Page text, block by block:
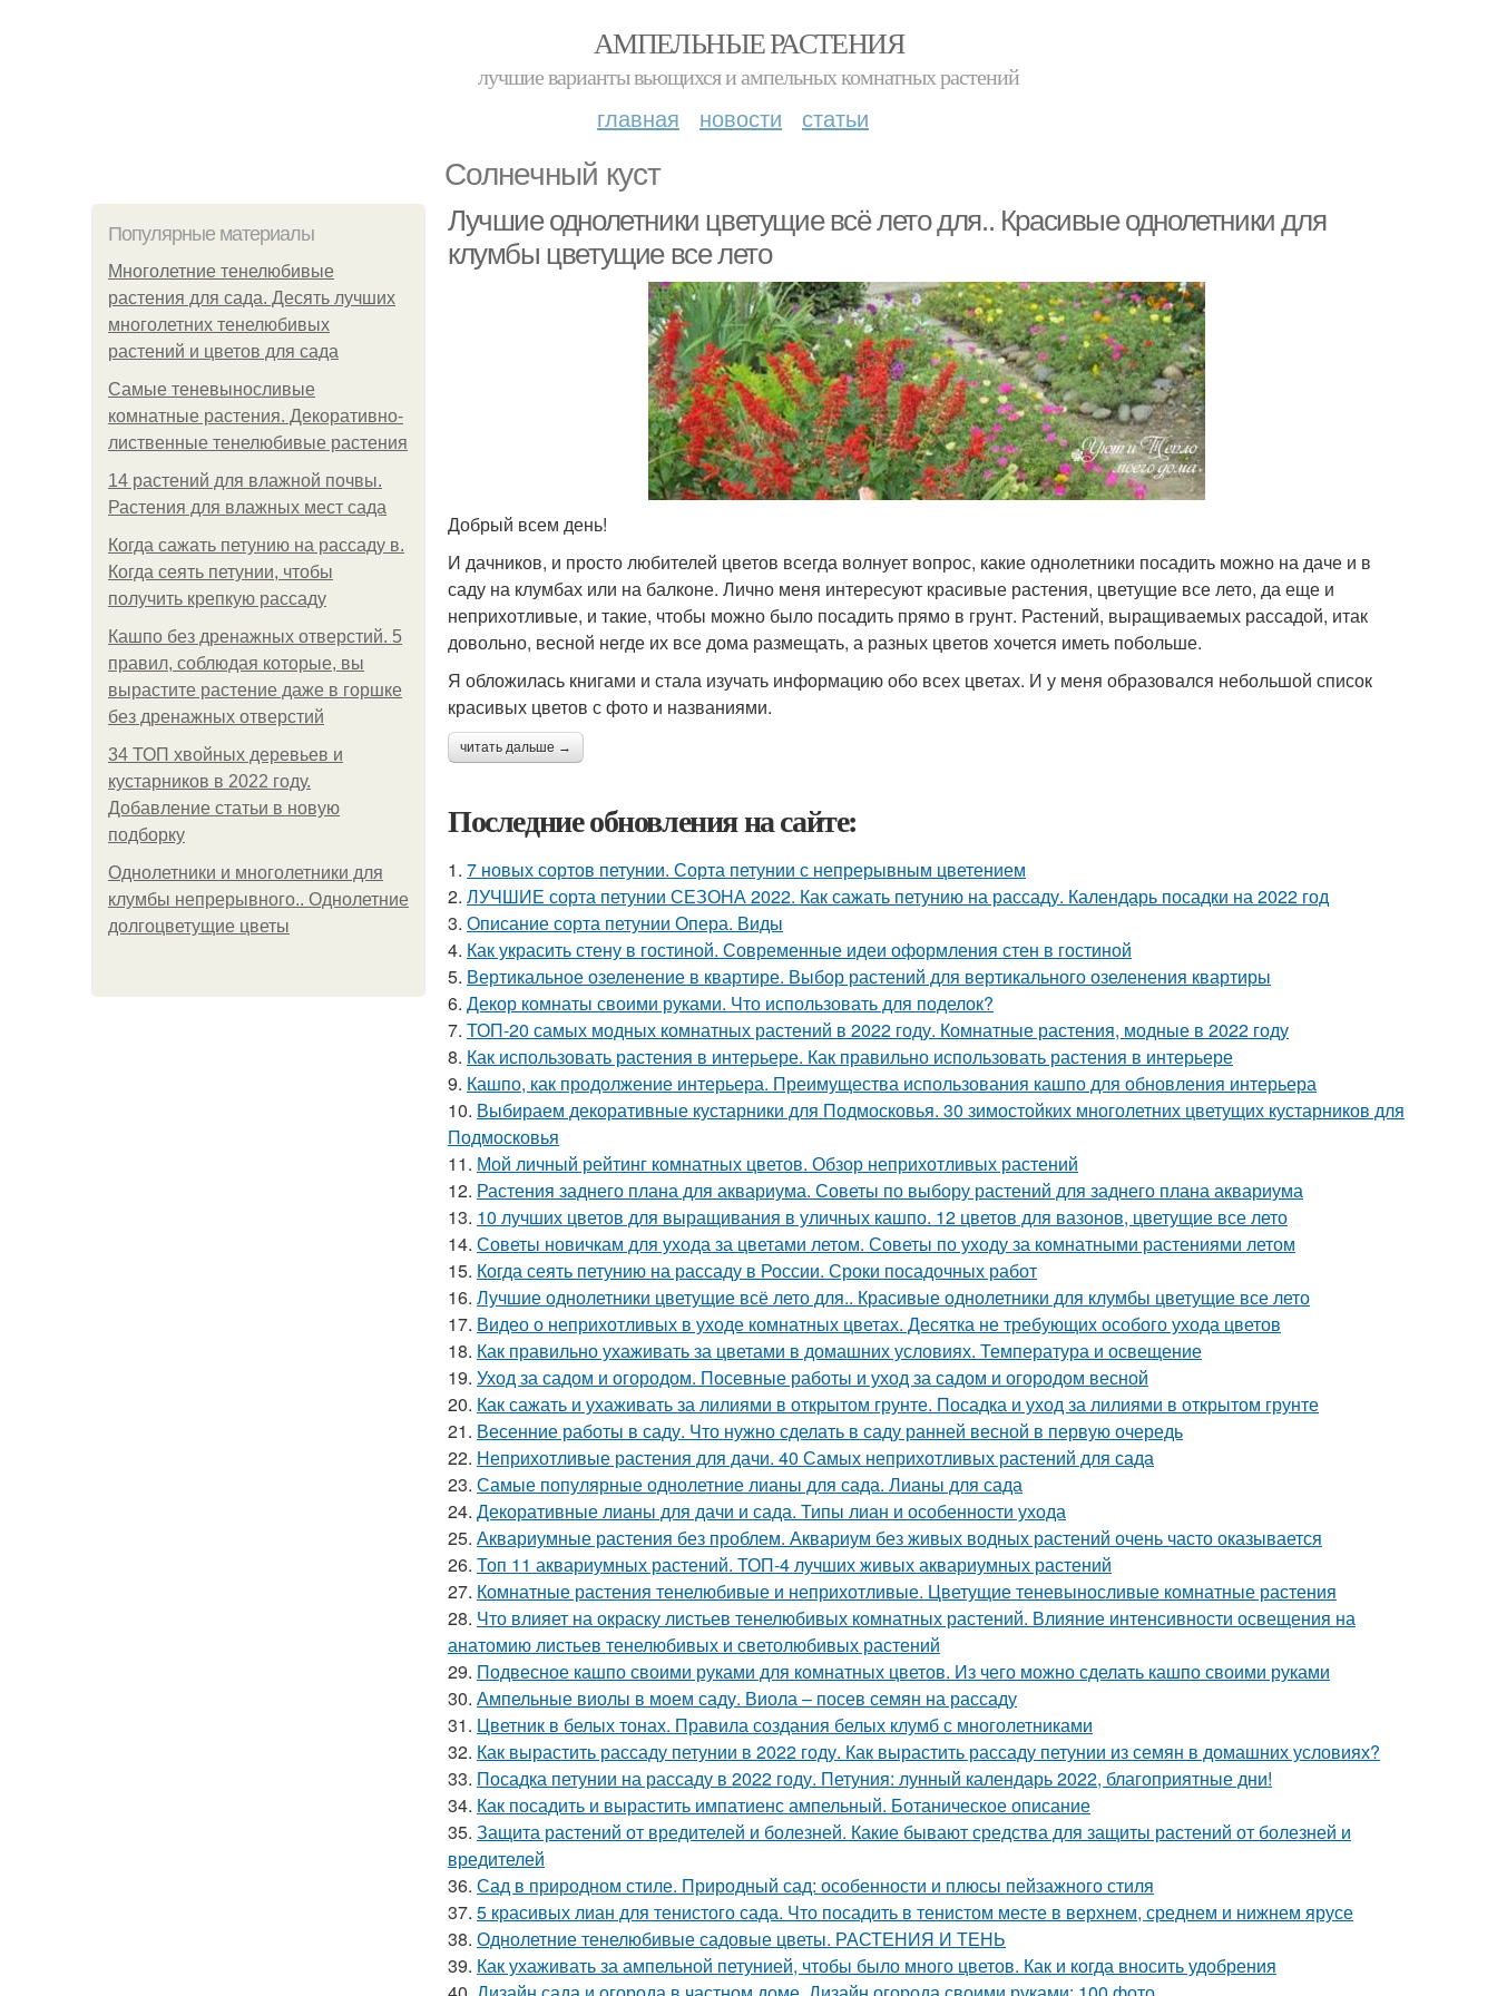
АМПЕЛЬНЫЕ РАСТЕНИЯ
лучшие варианты вьющихся и ампельных комнатных растений
главная новости статьи
Солнечный куст
Популярные материалы
Многолетние тенелюбивые
растения для сада. Десять лучших
многолетних тенелюбивых
растений и цветов для сада
Самые теневыносливые
комнатные растения. Декоративно-
лиственные тенелюбивые растения
14 растений для влажной почвы.
Растения для влажных мест сада
Когда сажать петунию на рассаду в.
Когда сеять петунии, чтобы
получить крепкую рассаду
Кашпо без дренажных отверстий. 5
правил, соблюдая которые, вы
вырастите растение даже в горшке
без дренажных отверстий
34 ТОП хвойных деревьев и
кустарников в 2022 году.
Добавление статьи в новую
подборку
Однолетники и многолетники для
клумбы непрерывного.. Однолетние
долгоцветущие цветы
Лучшие однолетники цветущие всё лето для.. Красивые однолетники для
клумбы цветущие все лето
Добрый всем день!
И дачников, и просто любителей цветов всегда волнует вопрос, какие однолетники посадить можно на даче и в
саду на клумбах или на балконе. Лично меня интересуют красивые растения, цветущие все лето, да еще и
неприхотливые, и такие, чтобы можно было посадить прямо в грунт. Растений, выращиваемых рассадой, итак
довольно, весной негде их все дома размещать, а разных цветов хочется иметь побольше.
Я обложилась книгами и стала изучать информацию обо всех цветах. И у меня образовался небольшой список
красивых цветов с фото и названиями.
читать дальше →
Последние обновления на сайте:
1. 7 новых сортов петунии. Сорта петунии с непрерывным цветением
2. ЛУЧШИЕ сорта петунии СЕЗОНА 2022. Как сажать петунию на рассаду. Календарь посадки на 2022 год
3. Описание сорта петунии Опера. Виды
4. Как украсить стену в гостиной. Современные идеи оформления стен в гостиной
5. Вертикальное озеленение в квартире. Выбор растений для вертикального озеленения квартиры
6. Декор комнаты своими руками. Что использовать для поделок?
7. ТОП-20 самых модных комнатных растений в 2022 году. Комнатные растения, модные в 2022 году
8. Как использовать растения в интерьере. Как правильно использовать растения в интерьере
9. Кашпо, как продолжение интерьера. Преимущества использования кашпо для обновления интерьера
10. Выбираем декоративные кустарники для Подмосковья. 30 зимостойких многолетних цветущих кустарников для
Подмосковья
11. Мой личный рейтинг комнатных цветов. Обзор неприхотливых растений
12. Растения заднего плана для аквариума. Советы по выбору растений для заднего плана аквариума
13. 10 лучших цветов для выращивания в уличных кашпо. 12 цветов для вазонов, цветущие все лето
14. Советы новичкам для ухода за цветами летом. Советы по уходу за комнатными растениями летом
15. Когда сеять петунию на рассаду в России. Сроки посадочных работ
16. Лучшие однолетники цветущие всё лето для.. Красивые однолетники для клумбы цветущие все лето
17. Видео о неприхотливых в уходе комнатных цветах. Десятка не требующих особого ухода цветов
18. Как правильно ухаживать за цветами в домашних условиях. Температура и освещение
19. Уход за садом и огородом. Посевные работы и уход за садом и огородом весной
20. Как сажать и ухаживать за лилиями в открытом грунте. Посадка и уход за лилиями в открытом грунте
21. Весенние работы в саду. Что нужно сделать в саду ранней весной в первую очередь
22. Неприхотливые растения для дачи. 40 Самых неприхотливых растений для сада
23. Самые популярные однолетние лианы для сада. Лианы для сада
24. Декоративные лианы для дачи и сада. Типы лиан и особенности ухода
25. Аквариумные растения без проблем. Аквариум без живых водных растений очень часто оказывается
26. Топ 11 аквариумных растений. ТОП-4 лучших живых аквариумных растений
27. Комнатные растения тенелюбивые и неприхотливые. Цветущие теневыносливые комнатные растения
28. Что влияет на окраску листьев тенелюбивых комнатных растений. Влияние интенсивности освещения на
анатомию листьев тенелюбивых и светолюбивых растений
29. Подвесное кашпо своими руками для комнатных цветов. Из чего можно сделать кашпо своими руками
30. Ампельные виолы в моем саду. Виола – посев семян на рассаду
31. Цветник в белых тонах. Правила создания белых клумб с многолетниками
32. Как вырастить рассаду петунии в 2022 году. Как вырастить рассаду петунии из семян в домашних условиях?
33. Посадка петунии на рассаду в 2022 году. Петуния: лунный календарь 2022, благоприятные дни!
34. Как посадить и вырастить импатиенс ампельный. Ботаническое описание
35. Защита растений от вредителей и болезней. Какие бывают средства для защиты растений от болезней и
вредителей
36. Сад в природном стиле. Природный сад: особенности и плюсы пейзажного стиля
37. 5 красивых лиан для тенистого сада. Что посадить в тенистом месте в верхнем, среднем и нижнем ярусе
38. Однолетние тенелюбивые садовые цветы. РАСТЕНИЯ И ТЕНЬ
39. Как ухаживать за ампельной петунией, чтобы было много цветов. Как и когда вносить удобрения